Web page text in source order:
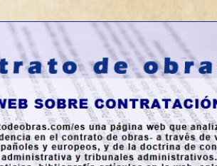
España.